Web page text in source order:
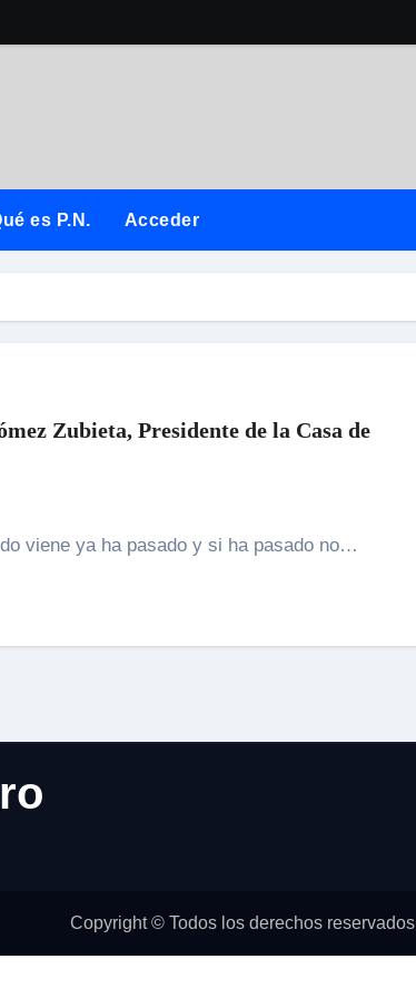
es P.N. Acceder
Zubieta, Presidente de la Casa de
viene ya ha pasado y si ha pasado no…
Copyright © Todos los derechos reservados